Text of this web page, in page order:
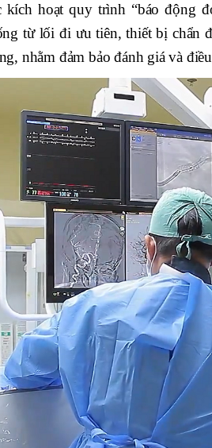
kích hoạt quy trình “báo động
từ lối đi ưu tiên, thiết bị chẩn
nhằm đảm bảo đánh giá và